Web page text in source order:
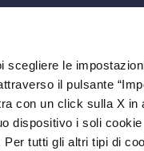
scegliere le
il pulsante
con un click sulla X in
dispositivo i soli cookie
tutti gli altri tipi di